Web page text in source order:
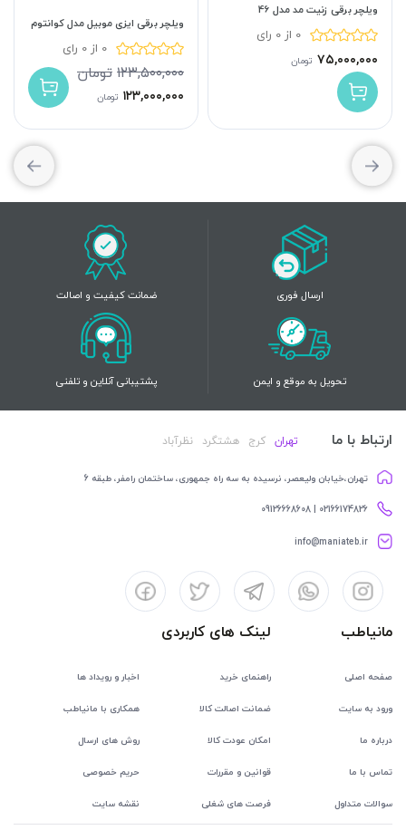
ویلچر برقی زنیت مد مدل 46
0 از 0 رای
۷۵,۰۰۰,۰۰۰ تومان
ویلچر برقی ایزی موبیل مدل کوانتوم
0 از 0 رای
۱۲۳,۵۰۰,۰۰۰تومان
۱۲۳,۰۰۰,۰۰۰ تومان
ارسال فوری ضمانت کیفیت و اصالت
تحویل به موقع و ایمن پشتیبانی آنلاین و تلفنی
ارتباط با ما تهران کرج هشتگرد نظرآباد
تهران،خیابان ولیعصر، نرسیده به سه راه جمهوری، ساختمان رامفر، طبقه 6
02166174826 | 09126668608
info@maniateb.ir
مانیاطب
صفحه اصلی
ورود به سایت
درباره ما
تماس با ما
سوالات متداول
لینک های کاربردی
راهنمای خرید اخبار و رویداد ها
ضمانت اصالت کالا همکاری با مانیاطب
امکان عودت کالا روش های ارسال
قوانین و مقررات حریم خصوصی
فرصت های شغلی نقشه سایت